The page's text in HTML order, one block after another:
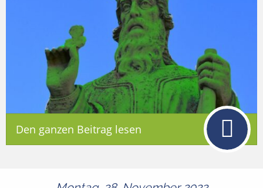
Den ganzen Beitrag lesen